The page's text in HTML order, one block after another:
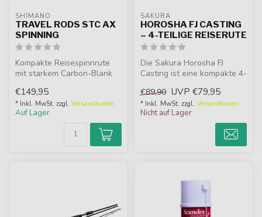
SHIMANO
TRAVEL RODS STC AX
SPINNING
Kompakte Reisespinnrute
mit starkem Carbon-Blank
ver...
€149,95
* Inkl. MwSt. zzgl. Versandkosten
Auf Lager
SAKURA
HOROSHA FJ CASTING
– 4-TEILIGE REISERUTE
Die Sakura Horosha FJ
Casting ist eine kompakte 4-
...
€89,90 UVP €79,95
* Inkl. MwSt. zzgl. Versandkosten
Nicht auf Lager